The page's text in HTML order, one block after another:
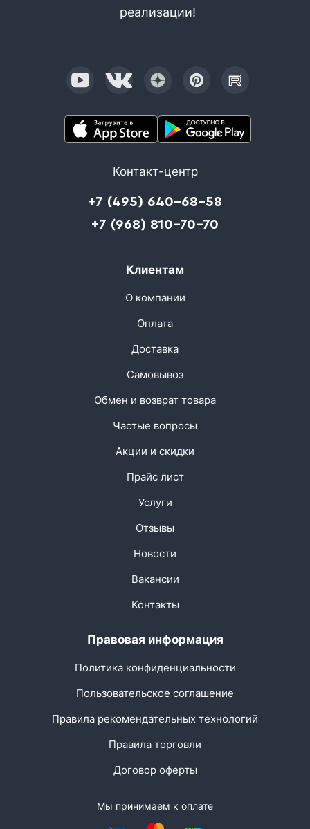
реализации!
Контакт-центр
+7 (495) 640-68-58
+7 (968) 810-70-70
Клиентам
О компании
Оплата
Доставка
Самовывоз
Обмен и возврат товара
Частые вопросы
Акции и скидки
Прайс лист
Услуги
Отзывы
Новости
Вакансии
Контакты
Правовая информация
Политика конфиденциальности
Пользовательское соглашение
Правила рекомендательных технологий
Правила торговли
Договор оферты
Мы принимаем к оплате